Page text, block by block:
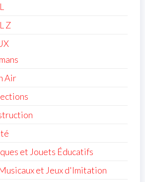
Z
Air
et Jouets Éducatifs
et Jeux d'Imitation